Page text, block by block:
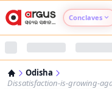
Conclaves
Odisha
Dissatisfaction-is-growing-